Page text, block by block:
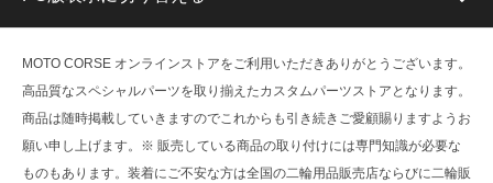
MOTO CORSE オンラインストアをご利用いただきありがとうございます。
高品質なスペシャルパーツを取り揃えたカスタムパーツストアとなります。
商品は随時掲載していきますのでこれからも引き続きご愛顧賜りますようお
願い申し上げます。※ 販売している商品の取り付けには専門知識が必要な
ものもあります。装着にご不安な方は全国の二輪用品販売店ならびに二輪販